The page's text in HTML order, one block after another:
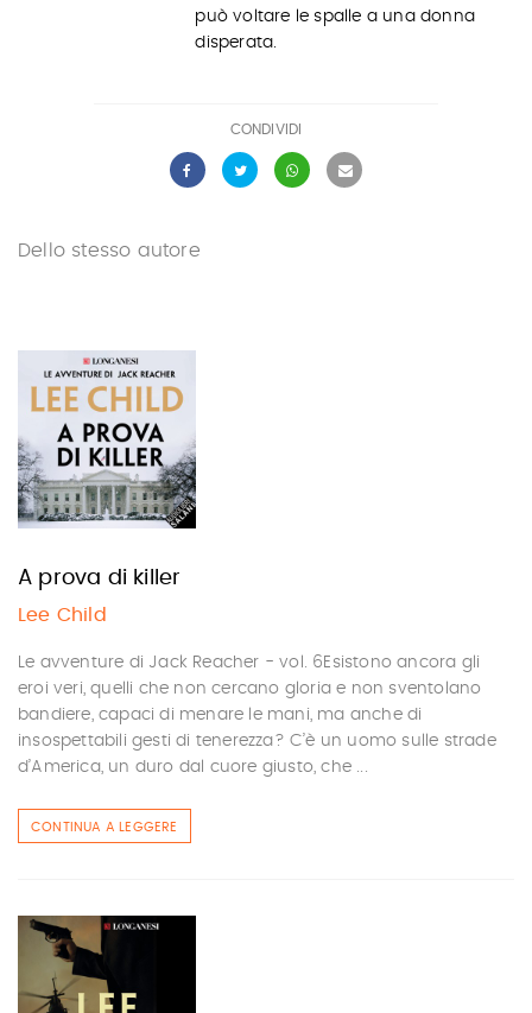
può voltare le spalle a una donna
disperata.
CONDIVIDI
Dello stesso autore
A prova di killer
Lee Child
Le avventure di Jack Reacher - vol. 6Esistono ancora gli
eroi veri, quelli che non cercano gloria e non sventolano
bandiere, capaci di menare le mani, ma anche di
insospettabili gesti di tenerezza? C’è un uomo sulle strade
d’America, un duro dal cuore giusto, che ...
CONTINUA A LEGGERE